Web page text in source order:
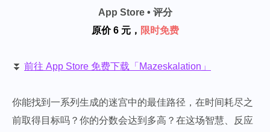
App Store • 评分
原价 6 元， 限时免费
⏬ 前往 App Store 免费下载「Mazeskalation」
你能找到一系列生成的迷宫中的最佳路径，在时间耗尽之
前取得目标吗？你的分数会达到多高？在这场智慧、反应